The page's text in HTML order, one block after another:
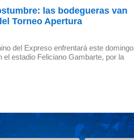
las bodegueras van
Torneo Apertura
del Expreso enfrentará este domingo
el estadio Feliciano Gambarte, por la